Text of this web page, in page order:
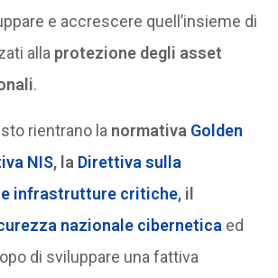
e accrescere quell’insieme di
alla protezione degli asset
.
rientrano la normativa Golden
NIS, la Direttiva sulla
infrastrutture critiche, il
nazionale cibernetica ed
di sviluppare una fattiva